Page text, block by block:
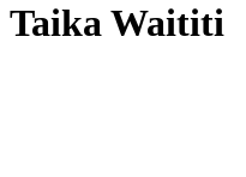
Taika Waititi